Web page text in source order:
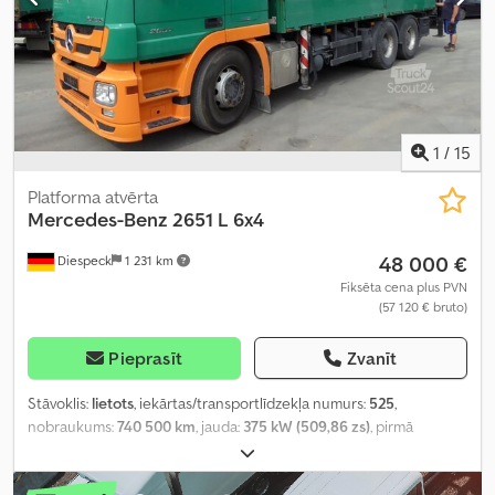
kondicionēšana, hidraulika, kruīza kontrole, papildu priekšējie
lukturi, vilces kontroles sistēma, zems līmenis troksnis,
1 / 15
Diespeck 1 231 km
Platforma atvērta
Mercedes-Benz 2651 L 6x4
48 000 €
Fiksēta cena plus PVN
(57 120 € bruto)
Pieprasīt Zvanīt
Stāvoklis: lietots, iekārtas/transportlīdzekļa numurs: 525,
nobraukums:740 500 km, jauda: 375 kW (509,86 zs), pirmā
, degvielas veids:
16 340 kg, maksimālā kravnesība:10 660 kg, kopējais svars:27 000